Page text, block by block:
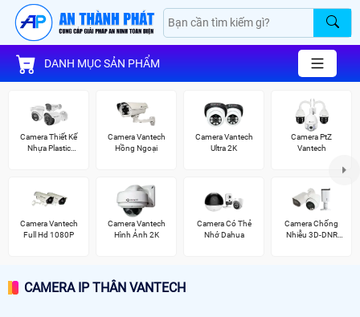
DANH MỤC SẢN PHẨM
Camera Thiết Kế
Nhựa Plastic
Camera Vantech
Hồng Ngoại
Camera Vantech
Ultra 2K
Camera PtZ
Vantech
Camera Vantech
Full Hd 1080P
Camera Vantech
Hình Ảnh 2K
Camera Có Thẻ
Nhớ Dahua
Camera Chống
Nhiễu 3D-DNR
CAMERA IP THÂN VANTECH